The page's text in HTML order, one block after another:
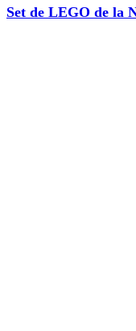
Set de LEGO de la